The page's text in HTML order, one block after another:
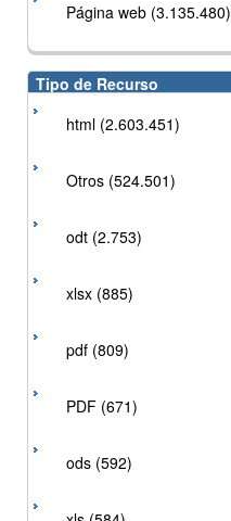
Página web (3.135.480)
Tipo de Recurso
html (2.603.451)
Otros (524.501)
odt (2.753)
xlsx (885)
pdf (809)
PDF (671)
ods (592)